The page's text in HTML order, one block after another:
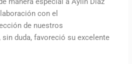
con el
de nuestros
duda, favoreció su excelente